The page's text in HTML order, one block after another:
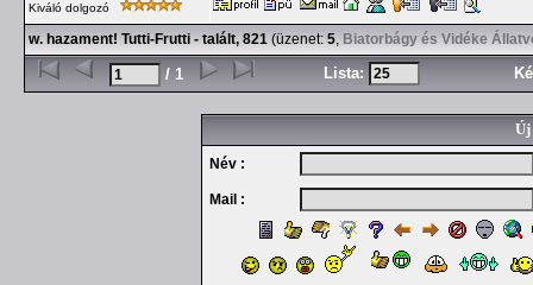
Kiváló dolgozó
w. hazament! Tutti-Frutti - talált, 821 (üzenet: 5, Biatorbágy és Vidéke
/ 1 Lista:
Új
Név :
Mail :